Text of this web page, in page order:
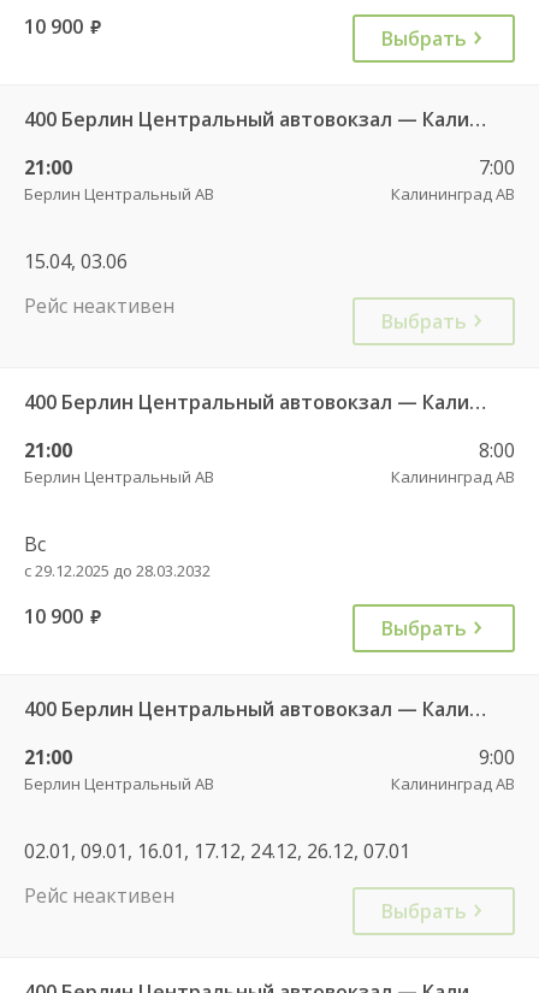
10 900 руб. Выбрать
400 Берлин Центральный автовокзал — Калининград АВ
21:00
Берлин Центральный АВ
7:00
Калининград АВ
15.04, 03.06
Рейс неактивен
Выбрать
400 Берлин Центральный автовокзал — Калининград АВ
21:00
Берлин Центральный АВ
8:00
Калининград АВ
Вс
с 29.12.2025 до 28.03.2032
10 900 руб. Выбрать
400 Берлин Центральный автовокзал — Калининград АВ
21:00
Берлин Центральный АВ
9:00
Калининград АВ
02.01, 09.01, 16.01, 17.12, 24.12, 26.12, 07.01
Рейс неактивен
Выбрать